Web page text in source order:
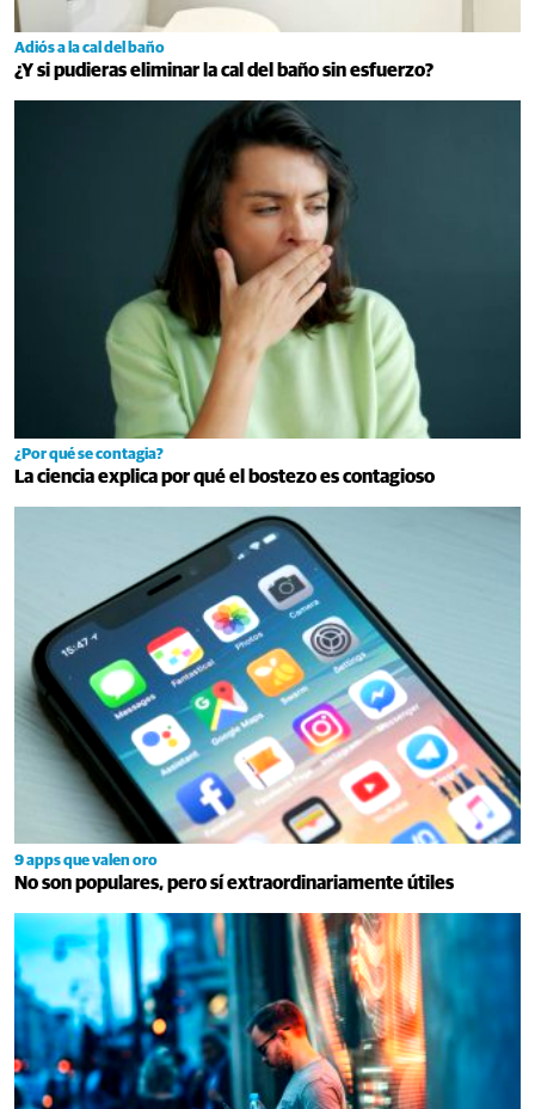
Adiós a la cal del baño
¿Y si pudieras eliminar la cal del baño sin esfuerzo?
¿Por qué se contagia?
La ciencia explica por qué el bostezo es contagioso
9 apps que valen oro
No son populares, pero sí extraordinariamente útiles